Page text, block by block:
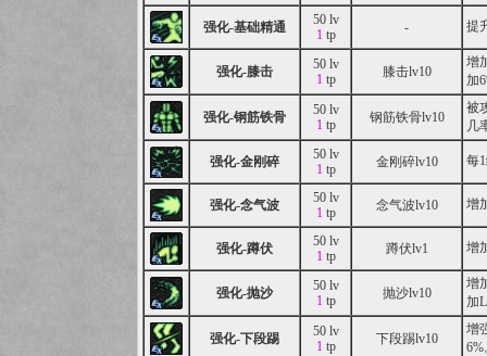
强化-基础精通
50 lv
1 tp - 提
强化-膝击
50 lv
1 tp 膝击lv10
增
加
强化-钢筋铁骨
50 lv
1 tp 钢筋铁骨lv10
被
几
强化-金刚碎
50 lv
1 tp 金刚碎lv10 每
强化-念气波
50 lv
1 tp 念气波lv10 增
强化-蹲伏
50 lv
1 tp 蹲伏lv1 增
强化-抛沙
50 lv
1 tp 抛沙lv10
增
加
强化-下段踢
50 lv
1 tp 下段踢lv10
增
6%